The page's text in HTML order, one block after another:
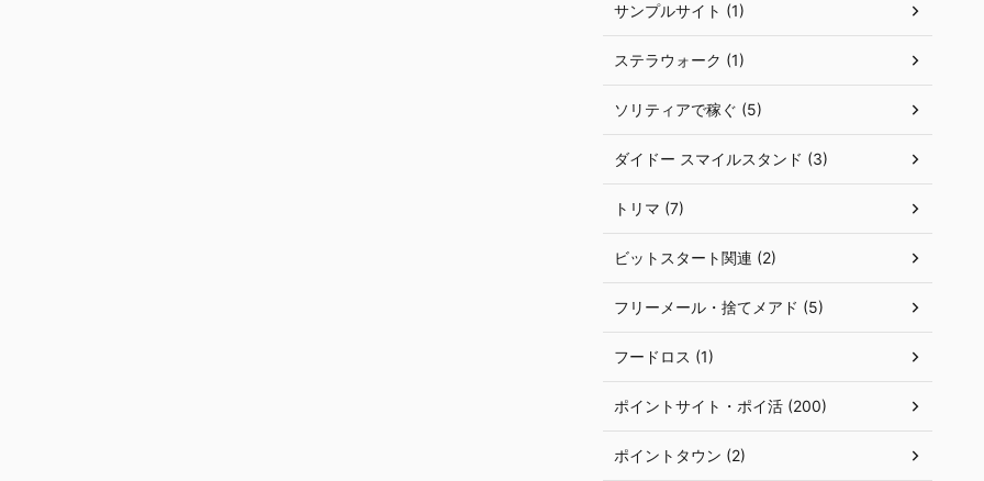
サンプルサイト (1)
ステラウォーク (1)
ソリティアで稼ぐ (5)
ダイドー スマイルスタンド (3)
トリマ (7)
ビットスタート関連 (2)
フリーメール・捨てメアド (5)
フードロス (1)
ポイントサイト・ポイ活 (200)
ポイントタウン (2)